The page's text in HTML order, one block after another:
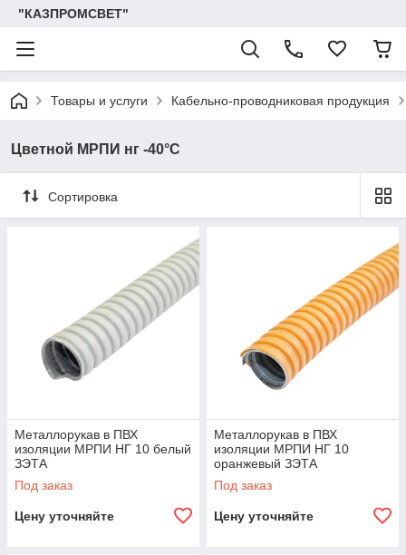
"КАЗПРОМСВЕТ"
Товары и услуги Кабельно-проводниковая продукция
Цветной МРПИ нг -40°C
Сортировка
Металлорукав в ПВХ
изоляции МРПИ НГ 10 белый
ЗЭТА
Под заказ
Цену уточняйте
Металлорукав в ПВХ
изоляции МРПИ НГ 10
оранжевый ЗЭТА
Под заказ
Цену уточняйте